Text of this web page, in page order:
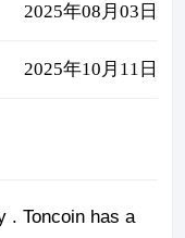
2025年08月03日
2025年10月11日
. Toncoin has a